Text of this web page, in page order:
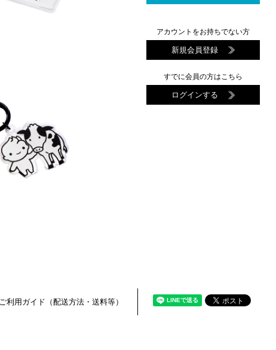
アカウントをお持ちでない方
新規会員登録
すでに会員の方はこちら
ログインする
ご利用ガイド（配送方法・送料等）